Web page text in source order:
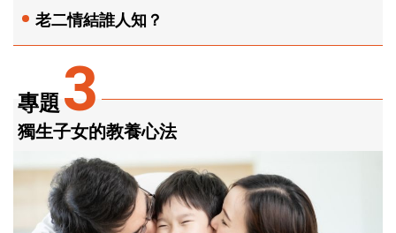
專題3
獨生子女的教養心法
老二情結誰人知？